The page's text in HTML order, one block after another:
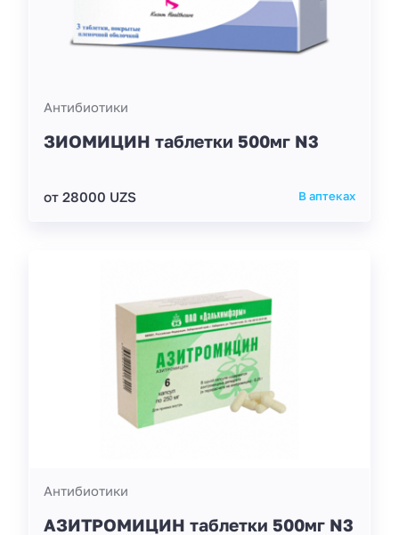
Антибиотики
ЗИОМИЦИН таблетки 500мг N3
от 28000 UZS В аптеках
Антибиотики
АЗИТРОМИЦИН таблетки 500мг N3